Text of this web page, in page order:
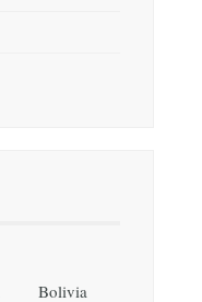
Bolivia